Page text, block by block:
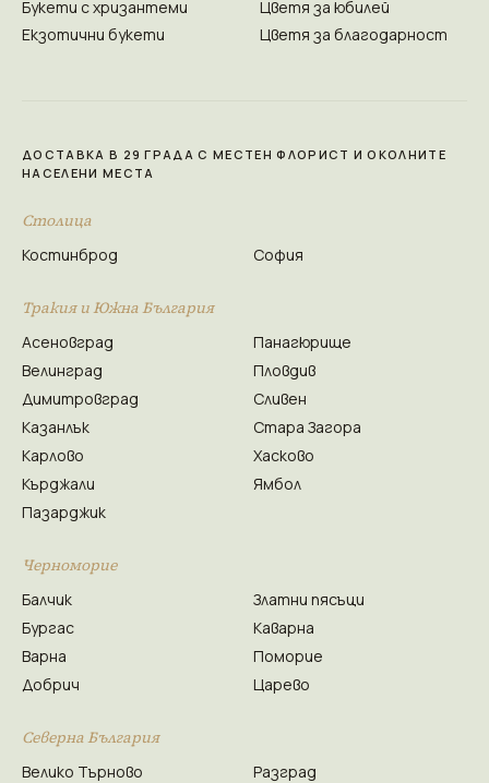
Букети с хризантеми
Екзотични букети
Цветя за юбилей
Цветя за благодарност
ДОСТАВКА В 29 ГРАДА С МЕСТЕН ФЛОРИСТ И ОКОЛНИТЕ
НАСЕЛЕНИ МЕСТА
Столица
Костинброд София
Тракия и Южна България
Асеновград
Велинград
Димитровград
Казанлък
Карлово
Кърджали
Пазарджик
Панагюрище
Пловдив
Сливен
Стара Загора
Хасково
Ямбол
Черноморие
Балчик
Бургас
Варна
Добрич
Златни пясъци
Каварна
Поморие
Царево
Северна България
Велико Търново
Разград